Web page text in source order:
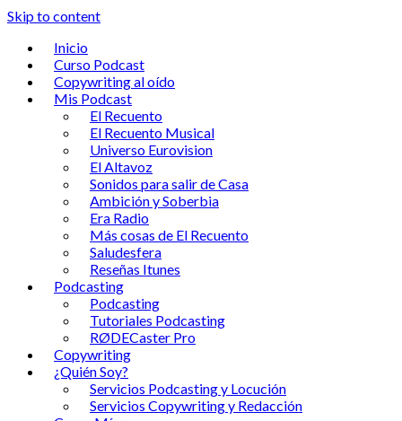
Skip to content
Inicio
Curso Podcast
Copywriting al oído
Mis Podcast
El Recuento
El Recuento Musical
Universo Eurovision
El Altavoz
Sonidos para salir de Casa
Ambición y Soberbia
Era Radio
Más cosas de El Recuento
Saludesfera
Reseñas Itunes
Podcasting
Podcasting
Tutoriales Podcasting
RØDECaster Pro
Copywriting
¿Quién Soy?
Servicios Podcasting y Locución
Servicios Copywriting y Redacción